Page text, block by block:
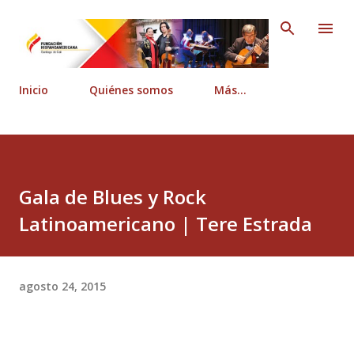
Ir al contenido principal
Inicio Quiénes somos Más…
Gala de Blues y Rock
Latinoamericano | Tere Estrada
agosto 24, 2015